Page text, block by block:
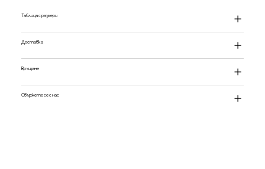
Таблица с размери
Доставка
Връщане
Свържете се с нас